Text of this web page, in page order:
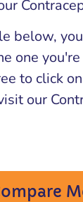
below,
one
to click
our